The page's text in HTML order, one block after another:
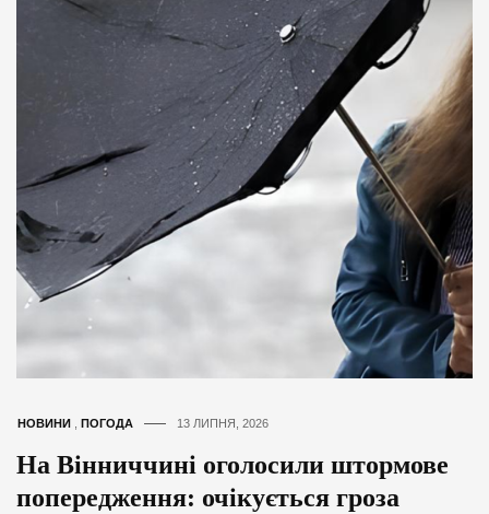
НОВИНИ ПОГОДА 13 ЛИПНЯ, 2026
На Вінниччині оголосили штормове
попередження: очікується гроза